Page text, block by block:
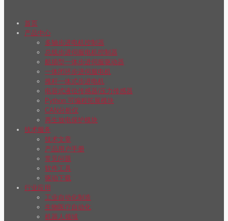
首页
产品中心
多轴步进电机控制器
总线步进伺服电机控制器
航插型一体步进伺服驱动器
一体闭环步进伺服电机
推杆一体式步进电机
电容式液位传感器/压力传感器
Python 可编程拓展模块
CAN分析仪
再生放电保护模块
技术服务
技术文章
产品用户手册
常见问题
软件工具
驱动下载
行业应用
工业自动化制造
生物医疗自动化
机器人领域